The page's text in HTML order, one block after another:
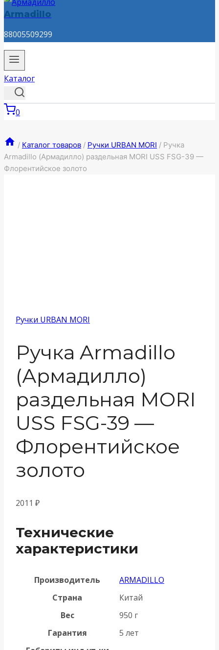
Armadillo
88005509299
Каталог
0
/ Каталог товаров / Ручки URBAN MORI / Ручка
Armadillo (Армадилло) раздельная MORI USS FSG-39 —
Флорентийское золото
Ручки URBAN MORI
Ручка Armadillo
(Армадилло)
раздельная MORI
USS FSG-39 —
Флорентийское
золото
2011 ₽
Технические
характеристики
Производитель
ARMADILLO
Страна
Китай
Вес
950 г
Гарантия
5 лет